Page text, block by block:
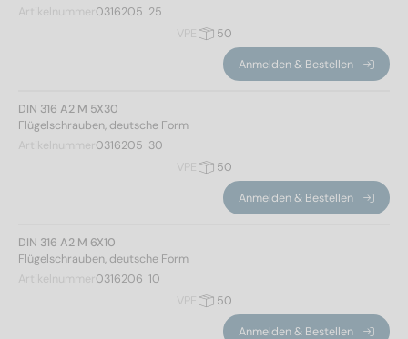
Artikelnummer0316205  25
VPE
50
Anmelden & Bestellen
DIN 316 A2 M 5X30
Flügelschrauben, deutsche Form
Artikelnummer0316205  30
VPE
50
Anmelden & Bestellen
DIN 316 A2 M 6X10
Flügelschrauben, deutsche Form
Artikelnummer0316206  10
VPE
50
Anmelden & Bestellen